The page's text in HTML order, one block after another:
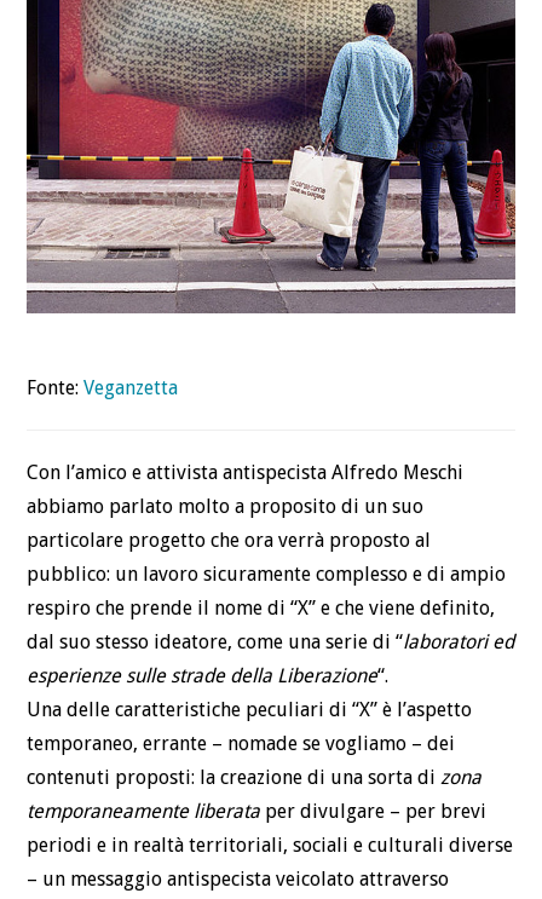
Fonte:Veganzetta
Con l’amico e attivista antispecista Alfredo Meschi
abbiamo parlato molto a proposito di un suo
particolare progetto che ora verrà proposto al
pubblico: un lavoro sicuramente complesso e di ampio
respiro che prende il nome di “X” e che viene definito,
dal suo stesso ideatore, come una serie di “laboratori ed
esperienze sulle strade della Liberazione“.
Una delle caratteristiche peculiari di “X” è l’aspetto
temporaneo, errante – nomade se vogliamo – dei
contenuti proposti: la creazione di una sorta di zona
temporaneamente liberata per divulgare – per brevi
periodi e in realtà territoriali, sociali e culturali diverse
– un messaggio antispecista veicolato attraverso